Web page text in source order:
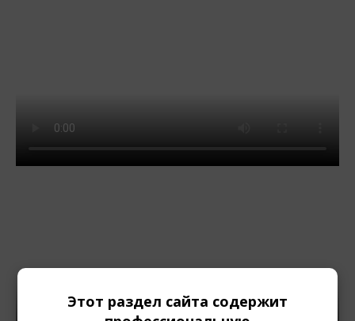
Этот раздел сайта содержит